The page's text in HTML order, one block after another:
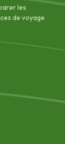
les
de voyage